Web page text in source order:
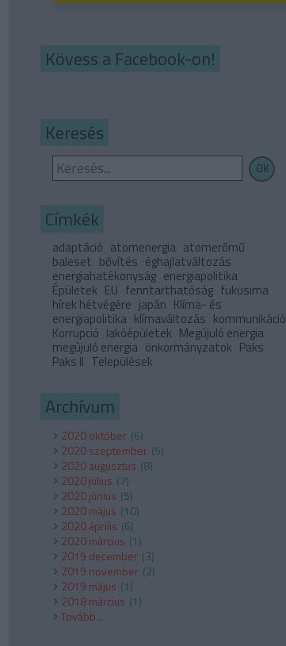
Kövess a Facebook-on!
Keresés
Címkék
adaptáció atomenergia atomerőmű
baleset bővítés éghajlatváltozás
energiahatékonyság energiapolitika
Épületek EU fenntarthatóság fukusima
hírek hétvégére japán Klíma- és
energiapolitika klímaváltozás kommunikáció
Korrupció lakóépületek Megújuló energia
megújuló energia önkormányzatok Paks
Paks II Települések
Archívum
2020 október (6)
2020 szeptember (5)
2020 augusztus (8)
2020 július (7)
2020 június (5)
2020 május (10)
2020 április (6)
2020 március (1)
2019 december (3)
2019 november (2)
2019 május (1)
2018 március (1)
Tovább...